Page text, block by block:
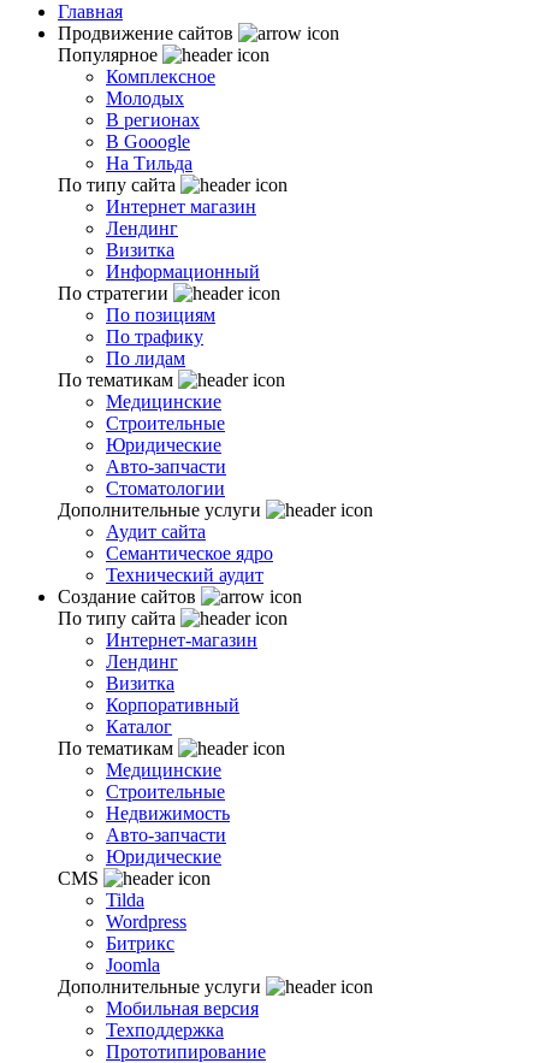
Главная
Продвижение сайтов
Популярное
Комплексное
Молодых
В регионах
В Gooogle
На Тильда
По типу сайта
Интернет магазин
Лендинг
Визитка
Информационный
По стратегии
По позициям
По трафику
По лидам
По тематикам
Медицинские
Строительные
Юридические
Авто-запчасти
Стоматологии
Дополнительные услуги
Аудит сайта
Семантическое ядро
Технический аудит
Создание сайтов
По типу сайта
Интернет-магазин
Лендинг
Визитка
Корпоративный
Каталог
По тематикам
Медицинские
Строительные
Недвижимость
Авто-запчасти
Юридические
CMS
Tilda
Wordpress
Битрикс
Joomla
Дополнительные услуги
Мобильная версия
Техподдержка
Прототипирование